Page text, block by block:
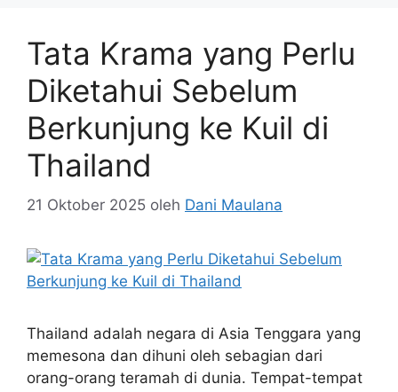
Tata Krama yang Perlu
Diketahui Sebelum
Berkunjung ke Kuil di
Thailand
21 Oktober 2025 oleh Dani Maulana
Thailand adalah negara di Asia Tenggara yang
memesona dan dihuni oleh sebagian dari
orang-orang teramah di dunia. Tempat-tempat